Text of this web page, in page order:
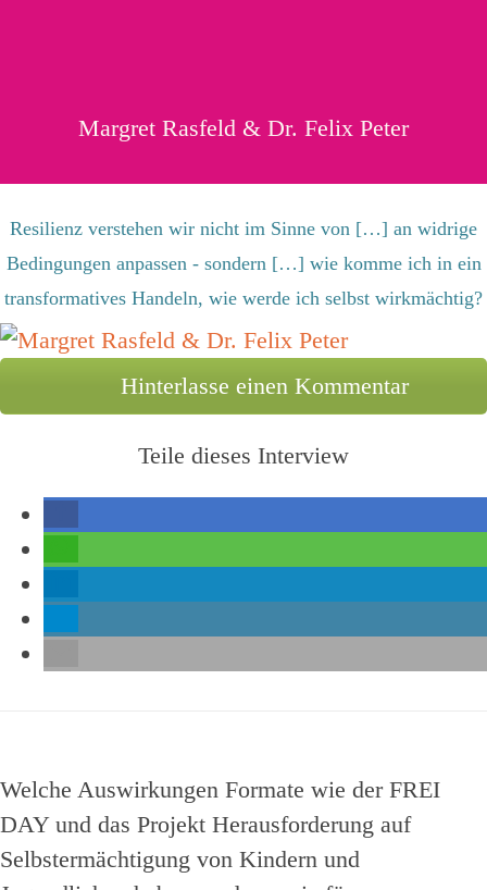
Margret Rasfeld & Dr. Felix Peter
Resilienz verstehen wir nicht im Sinne von […] an widrige
Bedingungen anpassen - sondern […] wie komme ich in ein
transformatives Handeln, wie werde ich selbst wirkmächtig?
Hinterlasse einen Kommentar
Teile dieses Interview
Welche Auswirkungen Formate wie der FREI
DAY und das Projekt Herausforderung auf
Selbstermächtigung von Kindern und